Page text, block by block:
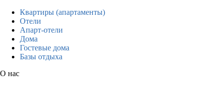
Квартиры (апартаменты)
Отели
Апарт-отели
Дома
Гостевые дома
Базы отдыха
О нас